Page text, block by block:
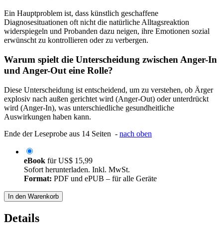
Ein Hauptproblem ist, dass künstlich geschaffene
Diagnosesituationen oft nicht die natürliche Alltagsreaktion
widerspiegeln und Probanden dazu neigen, ihre Emotionen sozial
erwünscht zu kontrollieren oder zu verbergen.
Warum spielt die Unterscheidung zwischen Anger-In
und Anger-Out eine Rolle?
Diese Unterscheidung ist entscheidend, um zu verstehen, ob Ärger
explosiv nach außen gerichtet wird (Anger-Out) oder unterdrückt
wird (Anger-In), was unterschiedliche gesundheitliche
Auswirkungen haben kann.
Ende der Leseprobe aus 14 Seiten - nach oben
eBook fürUS$ 15,99
Sofort herunterladen. Inkl. MwSt.
Format: PDF und ePUB – für alle Geräte
In den Warenkorb
Details